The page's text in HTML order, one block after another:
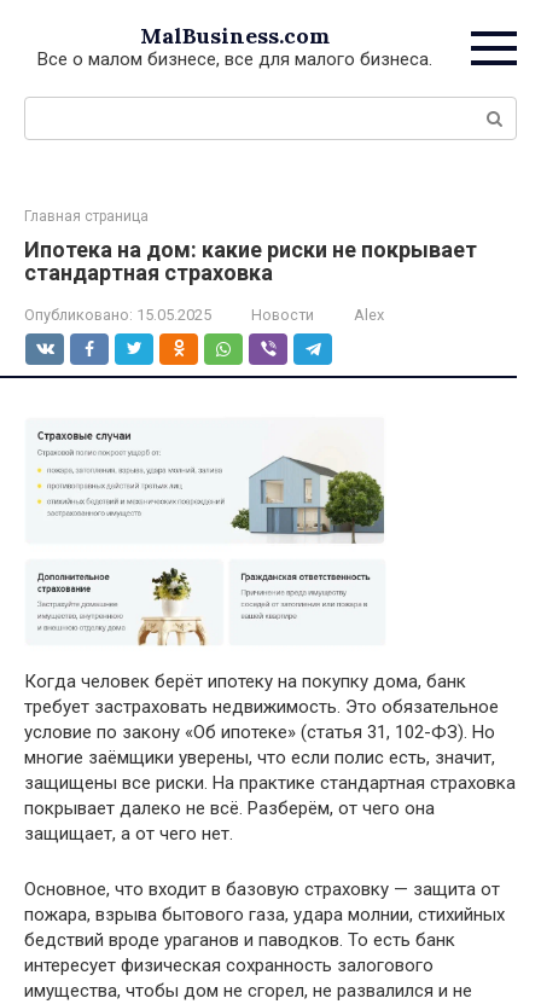
контенту
MalBusiness.com
Все о малом бизнесе, все для малого бизнеса.
Поиск:
Главная страница
Ипотека на дом: какие риски не покрывает
стандартная страховка
Опубликовано: 15.05.2025 Новости Alex
Когда человек берёт ипотеку на покупку дома, банк
требует застраховать недвижимость. Это обязательное
условие по закону «Об ипотеке» (статья 31, 102-ФЗ). Но
многие заёмщики уверены, что если полис есть, значит,
защищены все риски. На практике стандартная страховка
покрывает далеко не всё. Разберём, от чего она
защищает, а от чего нет.
Основное, что входит в базовую страховку — защита от
пожара, взрыва бытового газа, удара молнии, стихийных
бедствий вроде ураганов и паводков. То есть банк
интересует физическая сохранность залогового
имущества, чтобы дом не сгорел, не развалился и не